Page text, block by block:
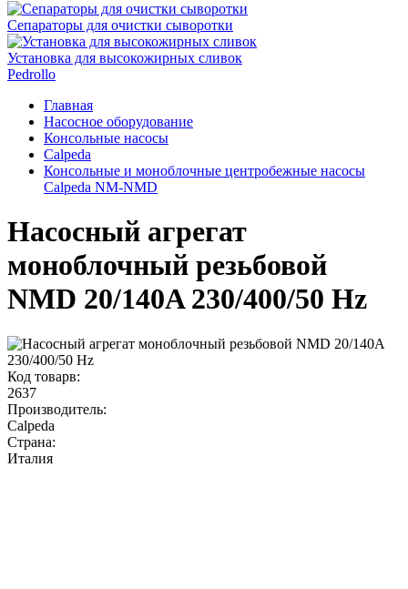
Сепараторы для очистки сыворотки
Установка для высокожирных сливок
Pedrollo
Главная
Насосное оборудование
Консольные насосы
Calpeda
Консольные и моноблочные центробежные насосы
Calpeda NM-NMD
Насосный агрегат
моноблочный резьбовой
NMD 20/140A 230/400/50 Hz
Код товарв:
2637
Производитель:
Calpeda
Страна:
Италия